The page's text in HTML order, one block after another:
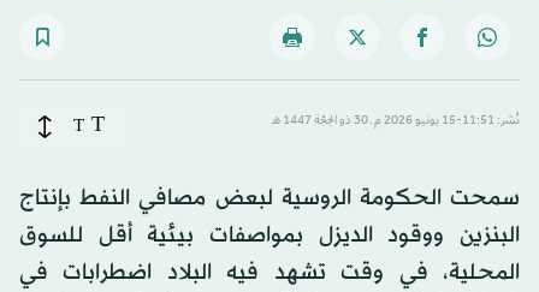
نُشر: 11:51-15 يونيو 2026 م ـ 30 ذو الحِجّة 1447 هـ T
T
سمحت الحكومة الروسية لبعض مصافي النفط بإنتاج
البنزين ووقود الديزل بمواصفات بيئية أقل للسوق
المحلية، في وقت تشهد فيه البلاد اضطرابات في